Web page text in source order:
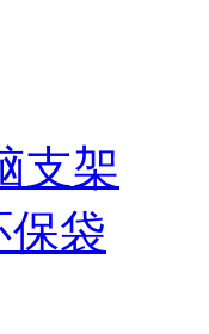
支架
保袋